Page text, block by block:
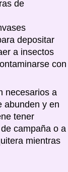
de
depositar
a insectos
con
necesarios a
abunden y en
tener
campaña o a
mientras